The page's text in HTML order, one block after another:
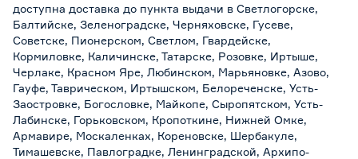
доступна доставка до пункта выдачи в Светлогорске,
Балтийске, Зеленоградске, Черняховске, Гусеве,
Советске, Пионерском, Светлом, Гвардейске,
Кормиловке, Каличинске, Татарске, Розовке, Иртыше,
Черлаке, Красном Яре, Любинском, Марьяновке, Азово,
Гауфе, Таврическом, Иртышском, Белореченске, Усть-
Заостровке, Богословке, Майкопе, Сыропятском, Усть-
Лабинске, Горьковском, Кропоткине, Нижней Омке,
Армавире, Москаленках, Кореновске, Шербакуле,
Тимашевске, Павлоградке, Ленинградской, Архипо-